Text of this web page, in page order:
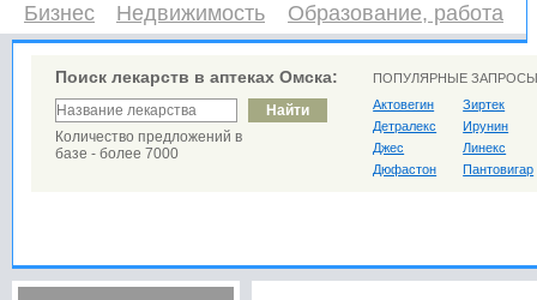
Бизнес Недвижимость Образование, работа
Поиск лекарств в аптеках Омска:
Количество предложений в
базе - более 7000
ПОПУЛЯРНЫЕ
Актовегин
Детралекс
Джес
Дюфастон
Зиртек
Ирунин
Линекс
Пантовигар